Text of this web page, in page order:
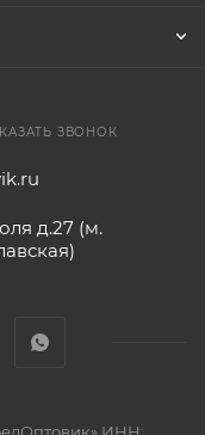
ЗВОНОК
д.27 (м.